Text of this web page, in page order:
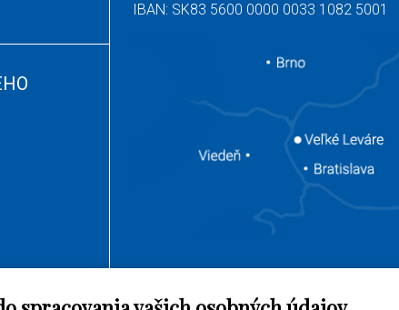
IBAN: SK83 5600 0000 0033 1082 5001